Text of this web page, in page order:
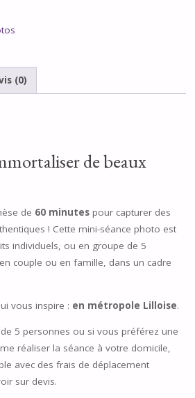
(0)
de beaux
de 60 minutespour capturer des
! Cette mini-séance photo est
individuels, ou en groupe de 5
couple ou en famille, dans un cadre
vous inspire : en métropole Lilloise.
5 personnes ou si vous préférez une
réaliser la séance à votre domicile,
avec des frais de déplacement
sur devis.